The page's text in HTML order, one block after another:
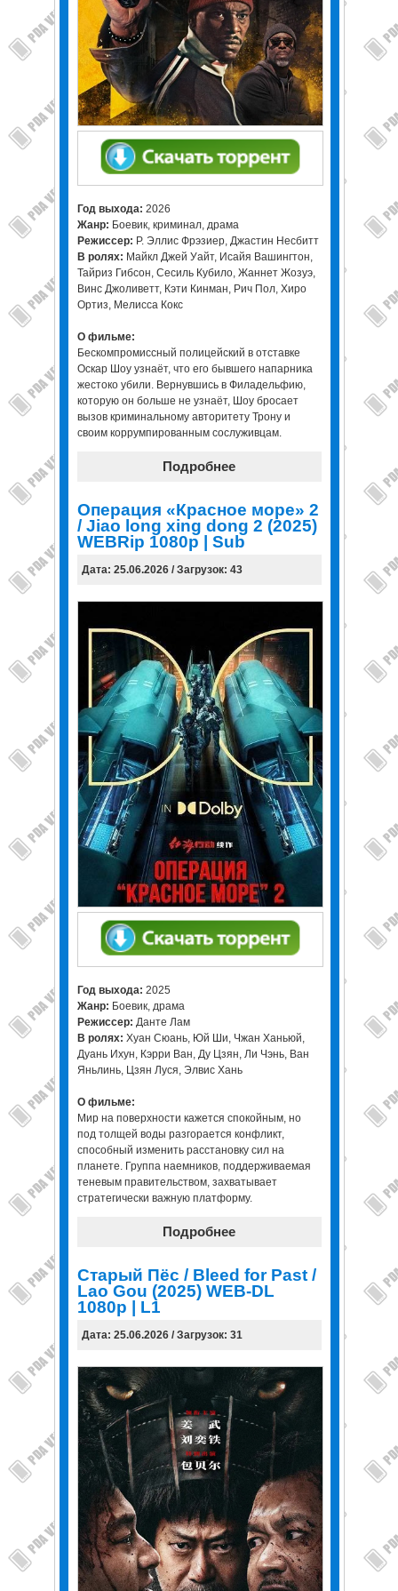
Год выхода: 2026
Жанр: Боевик, криминал, драма
Режиссер: Р. Эллис Фрэзиер, Джастин Несбитт
В ролях: Майкл Джей Уайт, Исайя Вашингтон,
Тайриз Гибсон, Сесиль Кубило, Жаннет Жозуэ,
Винс Джоливетт, Кэти Кинман, Рич Пол, Хиро
Ортиз, Мелисса Кокс
О фильме:
Бескомпромиссный полицейский в отставке
Оскар Шоу узнаёт, что его бывшего напарника
жестоко убили. Вернувшись в Филадельфию,
которую он больше не узнаёт, Шоу бросает
вызов криминальному авторитету Трону и
своим коррумпированным сослуживцам.
Подробнее
Операция «Красное море» 2
/ Jiao long xing dong 2 (2025)
WEBRip 1080p | Sub
Дата: 25.06.2026 / Загрузок: 43
Год выхода: 2025
Жанр: Боевик, драма
Режиссер: Данте Лам
В ролях: Хуан Сюань, Юй Ши, Чжан Ханьюй,
Дуань Ихун, Кэрри Ван, Ду Цзян, Ли Чэнь, Ван
Яньлинь, Цзян Луся, Элвис Хань
О фильме:
Мир на поверхности кажется спокойным, но
под толщей воды разгорается конфликт,
способный изменить расстановку сил на
планете. Группа наемников, поддерживаемая
теневым правительством, захватывает
стратегически важную платформу.
Подробнее
Старый Пёс / Bleed for Past /
Lao Gou (2025) WEB-DL
1080p | L1
Дата: 25.06.2026 / Загрузок: 31